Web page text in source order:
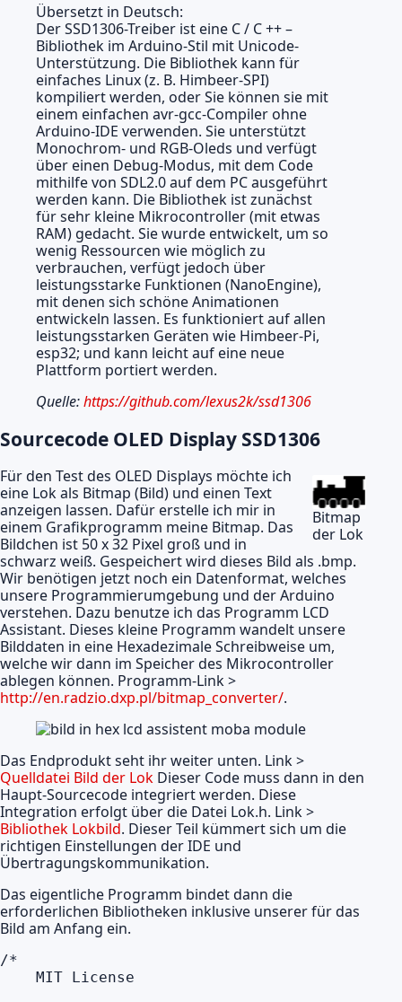
Übersetzt in Deutsch:
Der SSD1306-Treiber ist eine C / C ++ –
Bibliothek im Arduino-Stil mit Unicode-
Unterstützung. Die Bibliothek kann für
einfaches Linux (z. B. Himbeer-SPI)
kompiliert werden, oder Sie können sie mit
einem einfachen avr-gcc-Compiler ohne
Arduino-IDE verwenden. Sie unterstützt
Monochrom- und RGB-Oleds und verfügt
über einen Debug-Modus, mit dem Code
mithilfe von SDL2.0 auf dem PC ausgeführt
werden kann. Die Bibliothek ist zunächst
für sehr kleine Mikrocontroller (mit etwas
RAM) gedacht. Sie wurde entwickelt, um so
wenig Ressourcen wie möglich zu
verbrauchen, verfügt jedoch über
leistungsstarke Funktionen (NanoEngine),
mit denen sich schöne Animationen
entwickeln lassen. Es funktioniert auf allen
leistungsstarken Geräten wie Himbeer-Pi,
esp32; und kann leicht auf eine neue
Plattform portiert werden.
Quelle:https://github.com/lexus2k/ssd1306
Sourcecode OLED Display SSD1306
Bitmap
der Lok
Für den Test des OLED Displays möchte ich
eine Lok als Bitmap (Bild) und einen Text
anzeigen lassen. Dafür erstelle ich mir in
einem Grafikprogramm meine Bitmap. Das
Bildchen ist 50 x 32 Pixel groß und in
schwarz weiß. Gespeichert wird dieses Bild als .bmp.
Wir benötigen jetzt noch ein Datenformat, welches
unsere Programmierumgebung und der Arduino
verstehen. Dazu benutze ich das Programm LCD
Assistant. Dieses kleine Programm wandelt unsere
Bilddaten in eine Hexadezimale Schreibweise um,
welche wir dann im Speicher des Mikrocontroller
ablegen können. Programm-Link >
http://en.radzio.dxp.pl/bitmap_converter/.
Das Endprodukt seht ihr weiter unten. Link >
Quelldatei Bild der Lok Dieser Code muss dann in den
Haupt-Sourcecode integriert werden. Diese
Integration erfolgt über die Datei Lok.h. Link >
Bibliothek Lokbild. Dieser Teil kümmert sich um die
richtigen Einstellungen der IDE und
Übertragungskommunikation.
Das eigentliche Programm bindet dann die
erforderlichen Bibliotheken inklusive unserer für das
Bild am Anfang ein.
/*
    MIT License